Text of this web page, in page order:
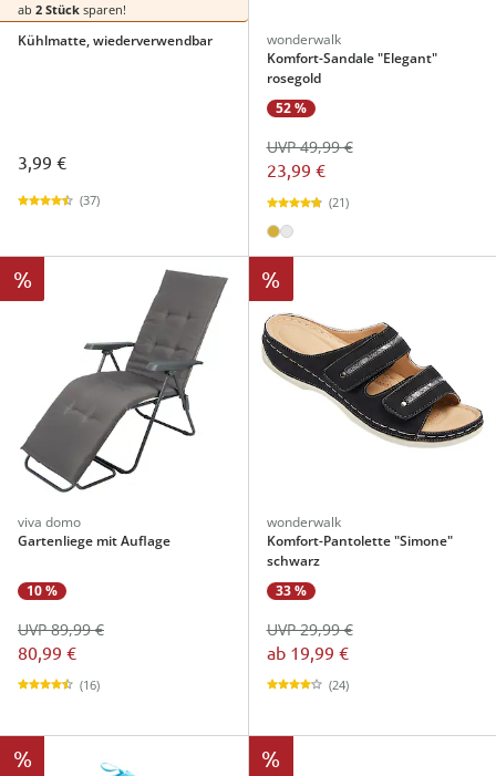
ab 2 Stück sparen!
Kühlmatte, wiederverwendbar
3,99 €
(37)
wonderwalk
Komfort-Sandale "Elegant"
rosegold
52 %
23,99 €
UVP 49,99 €
(21)
%
viva domo
Gartenliege mit Auflage
10 %
80,99 €
UVP 89,99 €
(16)
%
wonderwalk
Komfort-Pantolette "Simone"
schwarz
33 %
ab 19,99 €
UVP 29,99 €
(24)
% %